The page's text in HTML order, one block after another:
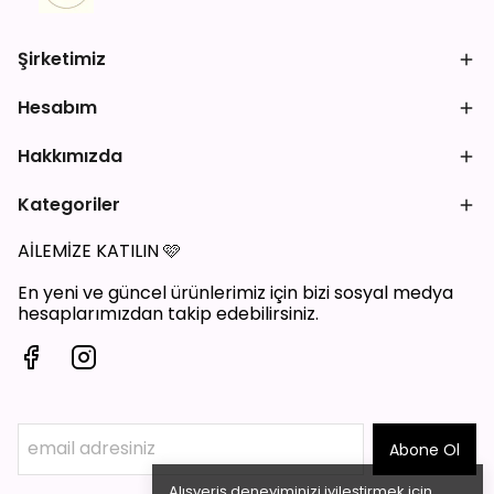
Şirketimiz
Hesabım
Hakkımızda
Kategoriler
AİLEMİZE KATILIN🩷
En yeni ve güncel ürünlerimiz için bizi sosyal medya
hesaplarımızdan takip edebilirsiniz.
Abone Ol